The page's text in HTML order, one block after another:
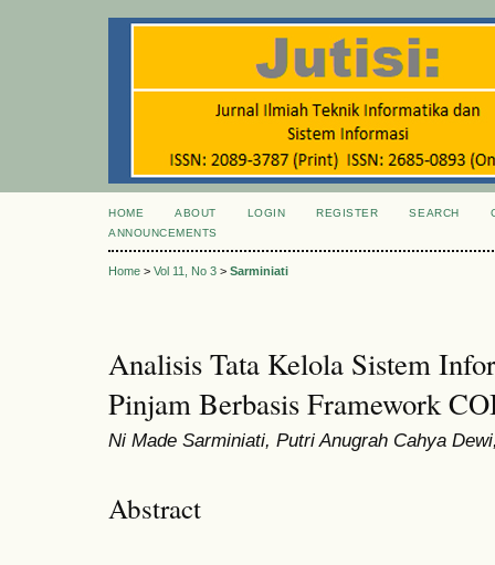
HOME ABOUT LOGIN REGISTER SEARCH
ANNOUNCEMENTS
Home > Vol 11, No 3 > Sarminiati
Analisis Tata Kelola Sistem
Pinjam Berbasis Framework
Ni Made Sarminiati, Putri Anugrah Cahya
Abstract